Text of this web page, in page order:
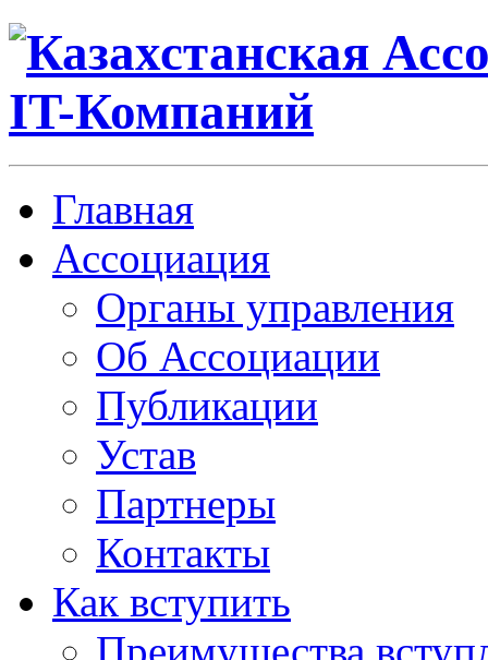
Главная
Ассоциация
Органы управления
Об Ассоциации
Публикации
Устав
Партнеры
Контакты
Как вступить
Преимущества